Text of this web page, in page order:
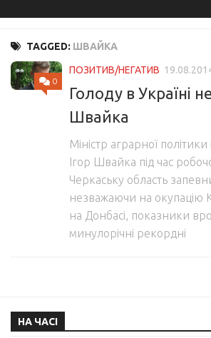
TAGGED: ШВАЙКА
0
ПОЗИТИВ/НЕГАТИВ
Голоду в Україні
Швайка
Міністр аграрної
Ігор Швайка під час
Черкаську область
незважаючи на окупацію
на Донбасі, показники
минулорічні рекордні
НА ЧАСІ